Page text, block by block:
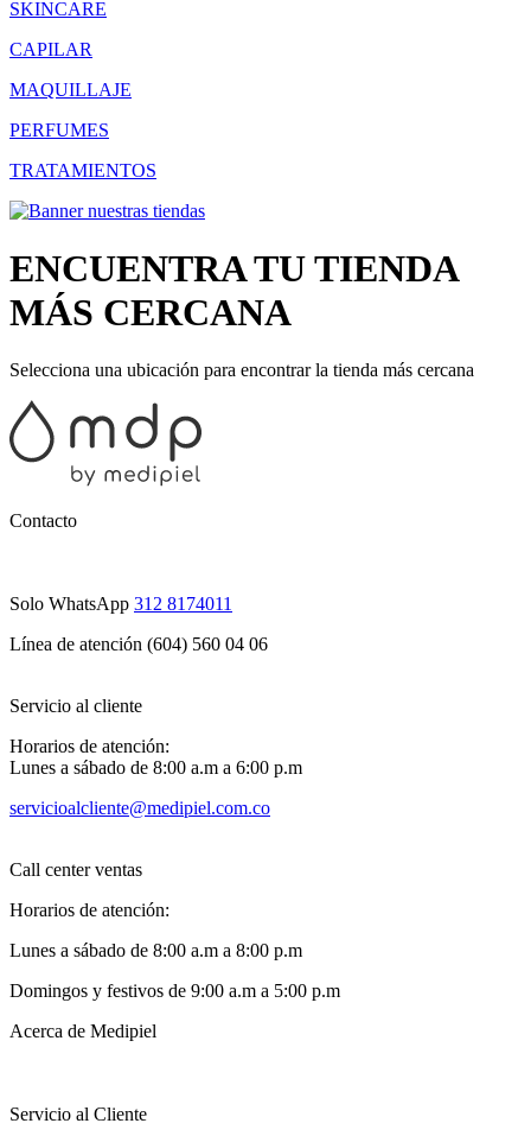
SKINCARE
CAPILAR
MAQUILLAJE
PERFUMES
TRATAMIENTOS
ENCUENTRA TU TIENDA
MÁS CERCANA
Selecciona una ubicación para encontrar la tienda más cercana
Contacto
Solo WhatsApp 312 8174011
Línea de atención (604) 560 04 06
Servicio al cliente
Horarios de atención:
Lunes a sábado de 8:00 a.m a 6:00 p.m
servicioalcliente@medipiel.com.co
Call center ventas
Horarios de atención:
Lunes a sábado de 8:00 a.m a 8:00 p.m
Domingos y festivos de 9:00 a.m a 5:00 p.m
Acerca de Medipiel
Servicio al Cliente